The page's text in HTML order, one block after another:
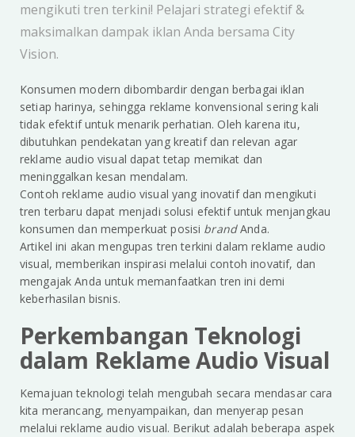
mengikuti tren terkini! Pelajari strategi efektif &
maksimalkan dampak iklan Anda bersama City
Vision.
Konsumen modern dibombardir dengan berbagai iklan
setiap harinya, sehingga reklame konvensional sering kali
tidak efektif untuk menarik perhatian. Oleh karena itu,
dibutuhkan pendekatan yang kreatif dan relevan agar
reklame audio visual dapat tetap memikat dan
meninggalkan kesan mendalam.
Contoh reklame audio visual yang inovatif dan mengikuti
tren terbaru dapat menjadi solusi efektif untuk menjangkau
konsumen dan memperkuat posisi brandAnda.
Artikel ini akan mengupas tren terkini dalam reklame audio
visual, memberikan inspirasi melalui contoh inovatif, dan
mengajak Anda untuk memanfaatkan tren ini demi
keberhasilan bisnis.
Perkembangan Teknologi
dalam Reklame Audio Visual
Kemajuan teknologi telah mengubah secara mendasar cara
kita merancang, menyampaikan, dan menyerap pesan
melalui reklame audio visual. Berikut adalah beberapa aspek